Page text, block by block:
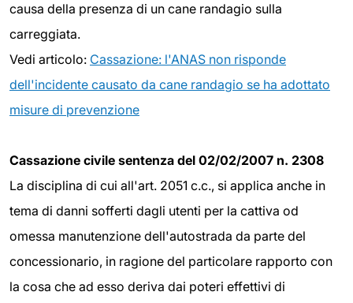
causa della presenza di un cane randagio sulla
carreggiata.
Vedi articolo: Cassazione: l'ANAS non risponde
dell'incidente causato da cane randagio se ha adottato
misure di prevenzione
Cassazione civile sentenza del 02/02/2007 n. 2308
La disciplina di cui all'art. 2051 c.c., si applica anche in
tema di danni sofferti dagli utenti per la cattiva od
omessa manutenzione dell'autostrada da parte del
concessionario, in ragione del particolare rapporto con
la cosa che ad esso deriva dai poteri effettivi di